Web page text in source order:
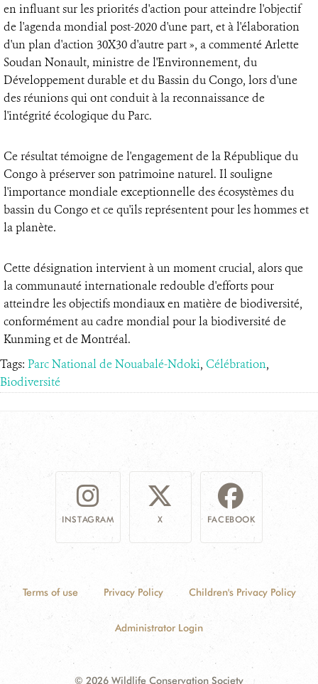
en influant sur les priorités d'action pour atteindre l'objectif
de l'agenda mondial post-2020 d'une part, et à l'élaboration
d'un plan d'action 30X30 d'autre part », a commenté Arlette
Soudan Nonault, ministre de l'Environnement, du
Développement durable et du Bassin du Congo, lors d'une
des réunions qui ont conduit à la reconnaissance de
l'intégrité écologique du Parc.
Ce résultat témoigne de l'engagement de la République du
Congo à préserver son patrimoine naturel. Il souligne
l'importance mondiale exceptionnelle des écosystèmes du
bassin du Congo et ce qu'ils représentent pour les hommes et
la planète.
Cette désignation intervient à un moment crucial, alors que
la communauté internationale redouble d'efforts pour
atteindre les objectifs mondiaux en matière de biodiversité,
conformément au cadre mondial pour la biodiversité de
Kunming et de Montréal.
Tags: Parc National de Nouabalé-Ndoki, Célébration,
Biodiversité
INSTAGRAM X FACEBOOK
Terms of use Privacy Policy Children's Privacy Policy
Administrator Login
© 2026 Wildlife Conservation Society